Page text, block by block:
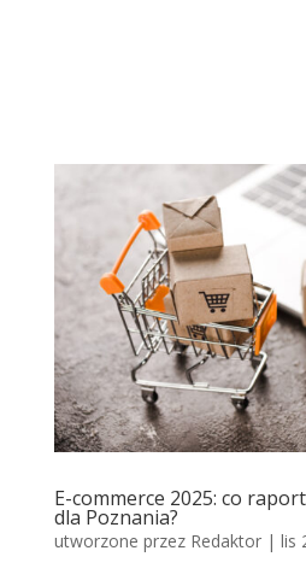
E-commerce 2025: co
dla Poznania?
utworzone przez Redaktor| lis